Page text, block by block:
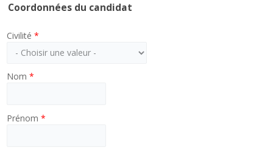
Coordonnées du candidat
Civilité *
Nom *
Prénom *